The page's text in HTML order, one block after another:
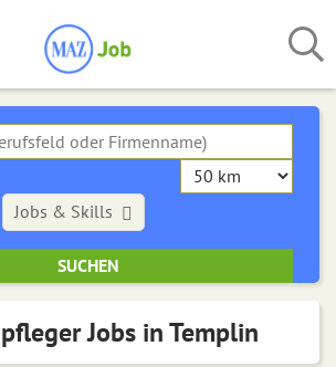
Jobs & Skills
Jobs in Templin